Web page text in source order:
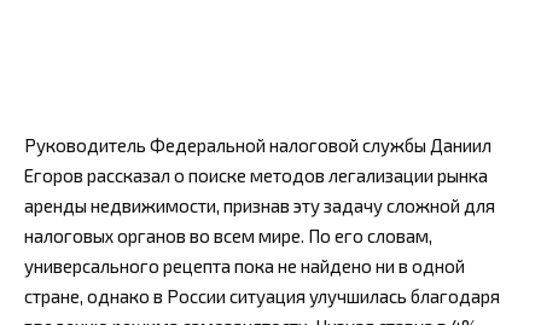
Руководитель Федеральной налоговой службы Даниил
Егоров рассказал о поиске методов легализации рынка
аренды недвижимости, признав эту задачу сложной для
налоговых органов во всем мире. По его словам,
универсального рецепта пока не найдено ни в одной
стране, однако в России ситуация улучшилась благодаря